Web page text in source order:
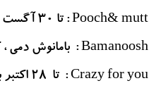
Pooch& mutt : تا ۳۰ آگست
Bamanoosh
: بامانوش دمی
Crazy for you : تا ۲۸ اکتبر